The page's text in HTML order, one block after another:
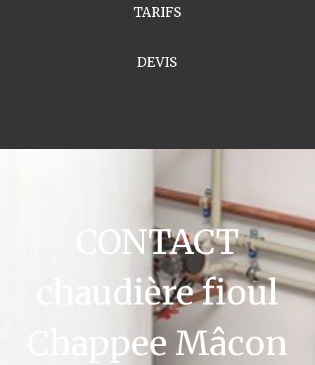
TARIFS
DEVIS
CONTACT
chaudière fioul
Chappee Mâcon